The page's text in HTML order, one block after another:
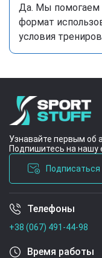
Да. Мы помогаем
формат
условия
Узнавайте первым об
Подпишитесь на нашу
Подписаться
Условия
Телефоны
+38 (067) 491-44-98
Время работы